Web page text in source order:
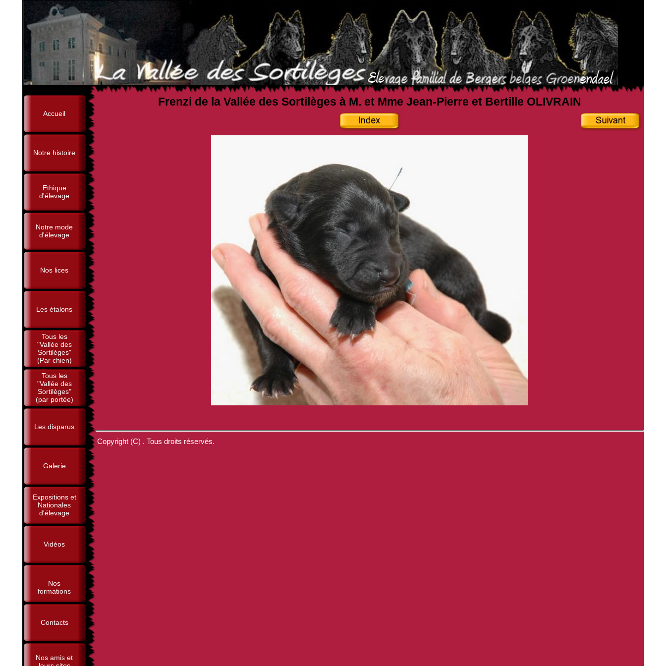
Accueil
Notre histoire
Ethique
d'élevage
Notre mode
d'élevage
Nos lices
Les étalons
Tous les
"Vallée des
Sortilèges"
(Par chien)
Tous les
"Vallée des
Sortilèges"
(par portée)
Les disparus
Galerie
Expositions et
Nationales
d'élevage
Vidéos
Nos
formations
Contacts
Nos amis et
Frenzi de la Vallée des Sortilèges à M. et Mme Jean-Pierre et Bertille OLIVRAIN
Copyright (C) . Tous droits réservés.